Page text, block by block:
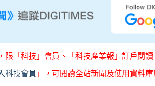
限「科技」會員、「科技產業報」訂戶閱讀
科技會員 」，可閱讀全站新聞及使用資料庫